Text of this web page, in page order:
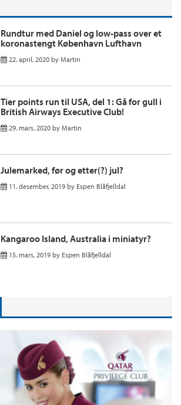
Rundtur med Daniel og low-pass over et
koronastengt København Lufthavn
22. april, 2020 by Martin
Tier points run til USA, del 1: Gå for gull i
British Airways Executive Club!
29. mars, 2020 by Martin
Julemarked, før og etter(?) jul?
11. desember, 2019 by Espen Blåfjelldal
Kangaroo Island, Australia i miniatyr?
15. mars, 2019 by Espen Blåfjelldal